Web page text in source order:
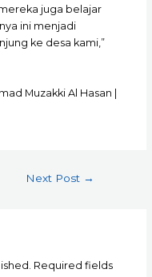
juga belajar
ini menjadi
ke desa kami,”
Muzakki Al Hasan |
Next Post →
Required fields